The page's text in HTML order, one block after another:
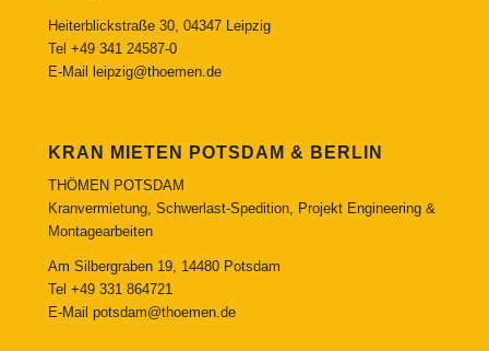
Heiterblickstraße 30, 04347 Leipzig
Tel +49 341 24587-0
E-Mail
leipzig@thoemen.de
KRAN MIETEN POTSDAM & BERLIN
THÖMEN POTSDAM
Kranvermietung, Schwerlast-Spedition, Projekt Engineering &
Montagearbeiten
Am Silbergraben 19, 14480 Potsdam
Tel +49 331 864721
E-Mail potsdam@thoemen.de